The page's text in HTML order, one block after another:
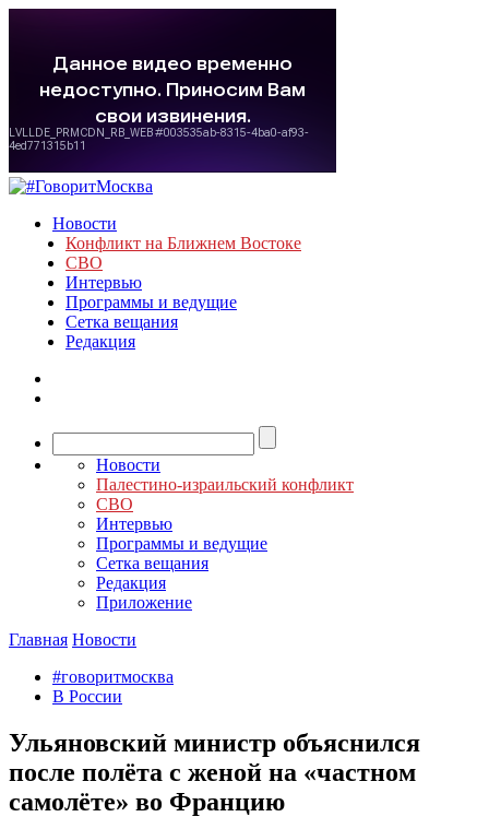
Новости
Конфликт на Ближнем Востоке
СВО
Интервью
Программы и ведущие
Сетка вещания
Редакция
Новости
Палестино-израильский конфликт
СВО
Интервью
Программы и ведущие
Сетка вещания
Редакция
Приложение
Главная Новости
#говоритмосква
В России
Ульяновский министр объяснился
после полёта с женой на «частном
самолёте» во Францию